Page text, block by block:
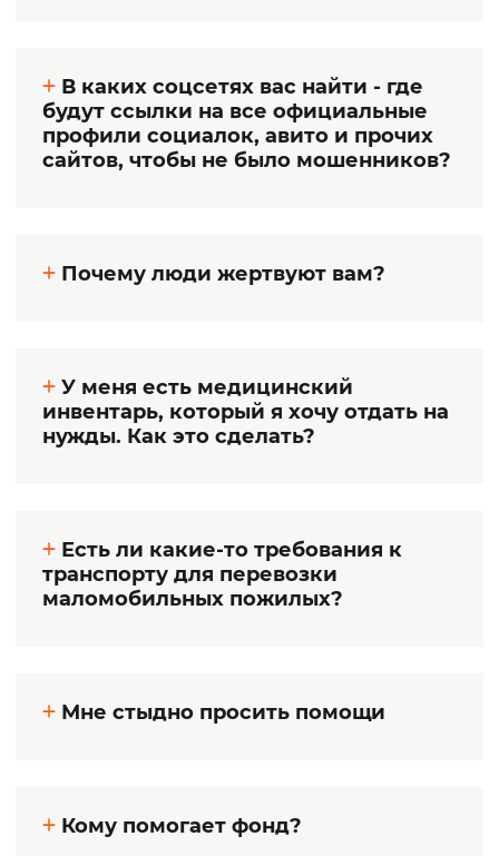
В каких соцсетях вас найти - где
будут ссылки на все официальные
профили социалок, авито и прочих
сайтов, чтобы не было мошенников?
Почему люди жертвуют вам?
У меня есть медицинский
инвентарь, который я хочу отдать на
нужды. Как это сделать?
Есть ли какие-то требования к
транспорту для перевозки
маломобильных пожилых?
Мне стыдно просить помощи
Кому помогает фонд?